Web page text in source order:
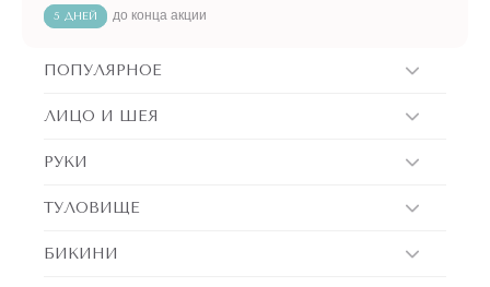
5 ДНЕЙ до конца акции
ПОПУЛЯРНОЕ
ЛИЦО И ШЕЯ
РУКИ
ТУЛОВИЩЕ
БИКИНИ